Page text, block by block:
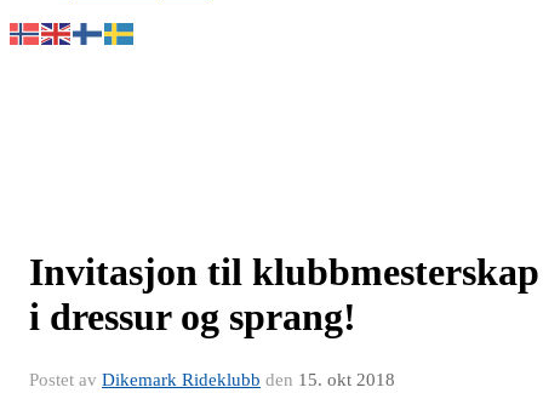
Invitasjon til klubbmesterskap
i dressur og sprang!
Postet av Dikemark Rideklubb den 15. okt 2018